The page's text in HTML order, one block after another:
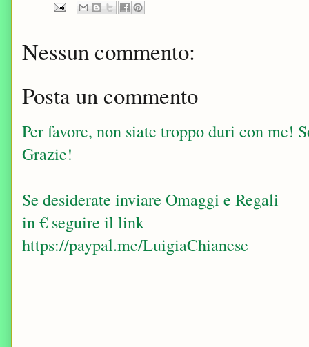
Nessun commento:
Posta un commento
Per favore, non siate troppo duri con
Grazie!
Se desiderate inviare Omaggi e Regali
in € seguire il link
https://paypal.me/LuigiaChianese